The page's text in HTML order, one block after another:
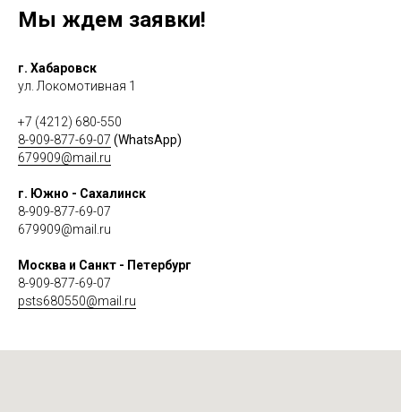
Мы ждем заявки!
г. Хабаровск
ул. Локомотивная 1
+7 (4212) 680-550
8-909-877-69-07 (WhatsApp)
679909@mail.ru
г. Южно - Сахалинск
8-909-877-69-07
679909@mail.ru
Москва и Санкт - Петербург
8-909-877-69-07
psts680550@mail.ru